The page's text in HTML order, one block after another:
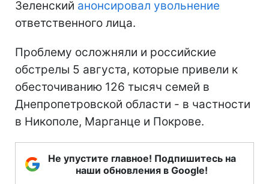
Зеленский анонсировал увольнение
ответственного лица.
Проблему осложняли и российские
обстрелы 5 августа, которые привели к
обесточиванию 126 тысяч семей в
Днепропетровской области - в частности
в Никополе, Марганце и Покрове.
Не упустите главное! Подпишитесь на
наши обновления в Google!